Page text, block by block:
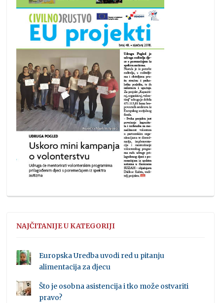
NAJČITANIJE U KATEGORIJI
Europska Uredba uvodi red u pitanju
alimentacija za djecu
Što je osobna asistencija i tko može ostvariti
pravo?